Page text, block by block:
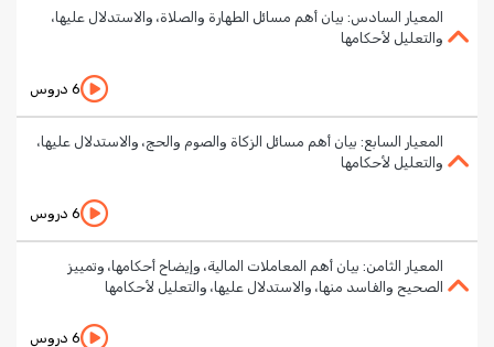
المعيار السادس: بيان أهم مسائل الطهارة والصلاة، والاستدلال عليها،
والتعليل لأحكامها
6 دروس
المعيار السابع: بيان أهم مسائل الزكاة والصوم والحج، والاستدلال عليها،
والتعليل لأحكامها
6 دروس
المعيار الثامن: بيان أهم المعاملات المالية، وإيضاح أحكامها، وتمييز
الصحيح والفاسد منها، والاستدلال عليها، والتعليل لأحكامها
6 دروس